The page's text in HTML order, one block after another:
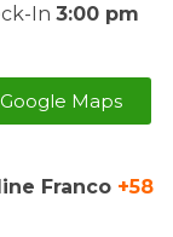
In 3:00 pm
Maps
Franco +58